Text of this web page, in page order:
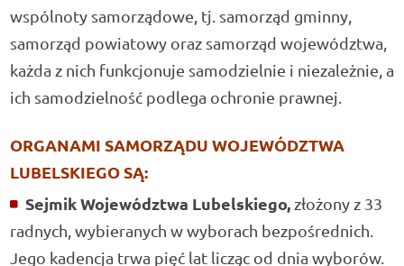
wspólnoty samorządowe, tj. samorząd gminny,
samorząd powiatowy oraz samorząd województwa,
każda z nich funkcjonuje samodzielnie i niezależnie, a
ich samodzielność podlega ochronie prawnej.
ORGANAMI SAMORZĄDU WOJEWÓDZTWA
LUBELSKIEGO SĄ:
Sejmik Województwa Lubelskiego, złożony z 33
radnych, wybieranych w wyborach bezpośrednich.
Jego kadencja trwa pięć lat licząc od dnia wyborów.